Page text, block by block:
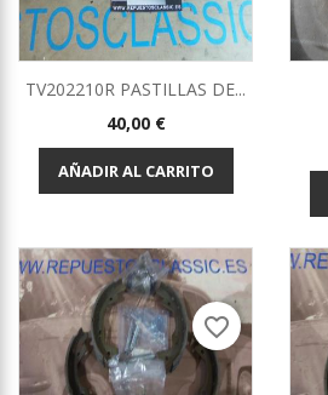
TV202210R PASTILLAS DE...
Precio
40,00 €
AÑADIR AL CARRITO
favorite_border